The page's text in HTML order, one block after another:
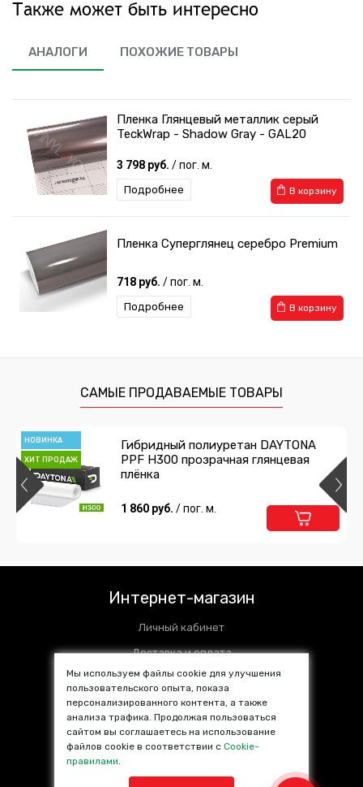
Также может быть интересно
АНАЛОГИ ПОХОЖИЕ ТОВАРЫ
Пленка Глянцевый металлик серый
TeckWrap - Shadow Gray - GAL20
3 798 руб. / пог. м.
В корзину
Подробнее
Пленка Суперглянец серебро Premium
718 руб. / пог. м.
В корзину
Подробнее
САМЫЕ ПРОДАВАЕМЫЕ ТОВАРЫ
НОВИНКА
ХИТ ПРОДАЖ
Гибридный полиуретан DAYTONA
PPF H300 прозрачная глянцевая
плёнка
1 860 руб. / пог. м.
Интернет-магазин
Личный кабинет
Доставка и оплата
Установочные центры
Контакты
SALE %
Популярные товары
Мы используем файлы cookie для улучшения
пользовательского опыта, показа
персонализированного контента, а также
анализа трафика. Продолжая пользоваться
сайтом вы соглашаетесь на использование
файлов cookie в соответствии сCookie-
правилами.